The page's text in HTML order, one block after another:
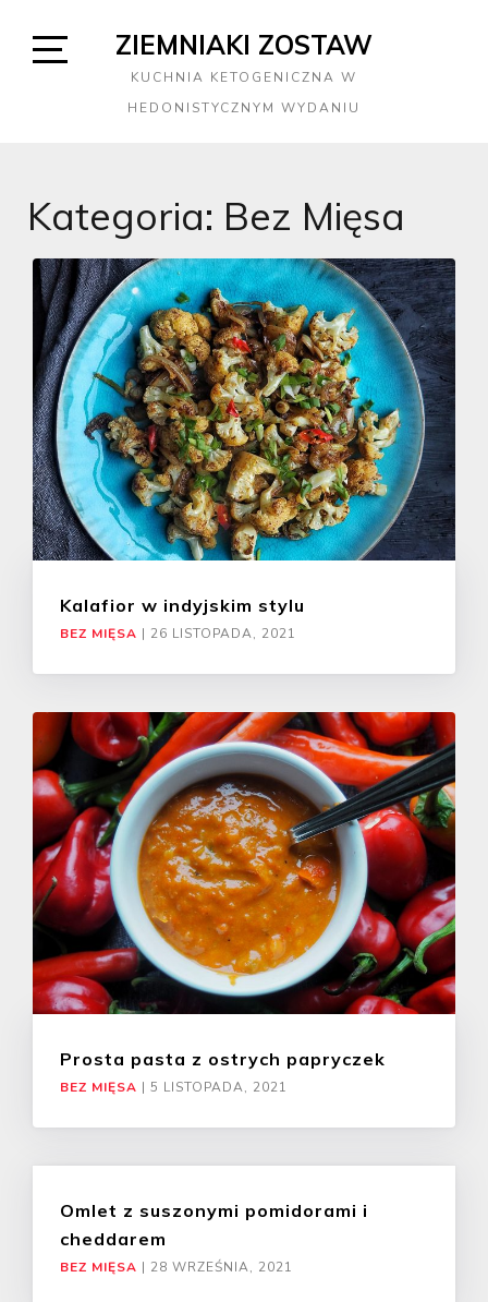
ZIEMNIAKI ZOSTAW
KUCHNIA KETOGENICZNA W
HEDONISTYCZNYM WYDANIU
Kategoria: Bez Mięsa
Kalafior w indyjskim stylu
BEZ MIĘSA | 26 LISTOPADA, 2021
Prosta pasta z ostrych papryczek
BEZ MIĘSA | 5 LISTOPADA, 2021
Omlet z suszonymi pomidorami i
cheddarem
BEZ MIĘSA | 28 WRZEŚNIA, 2021